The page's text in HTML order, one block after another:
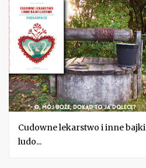
Cudowne lekarstwo i inne bajki
ludo...